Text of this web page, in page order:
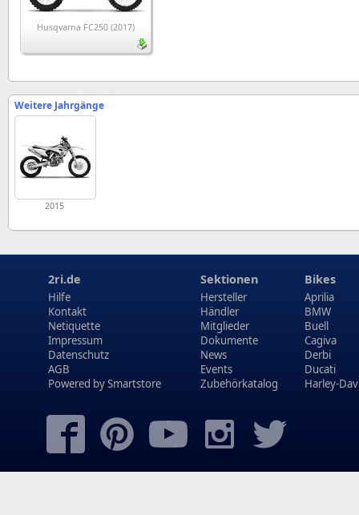
Husqvarna FC250 (2017)
Weitere Jahrgänge
2015
2ri.de
Hilfe
Kontakt
Netiquette
Impressum
Datenschutz
AGB
Powered bySmartstore
Sektionen
Hersteller
Händler
Mitglieder
Dokumente
News
Events
Zubehörkatalog
Bikes
Aprilia
BMW
Buell
Cagiva
Derbi
Ducati
Harley-